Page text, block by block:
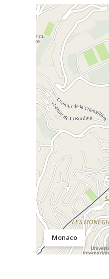
Monaco